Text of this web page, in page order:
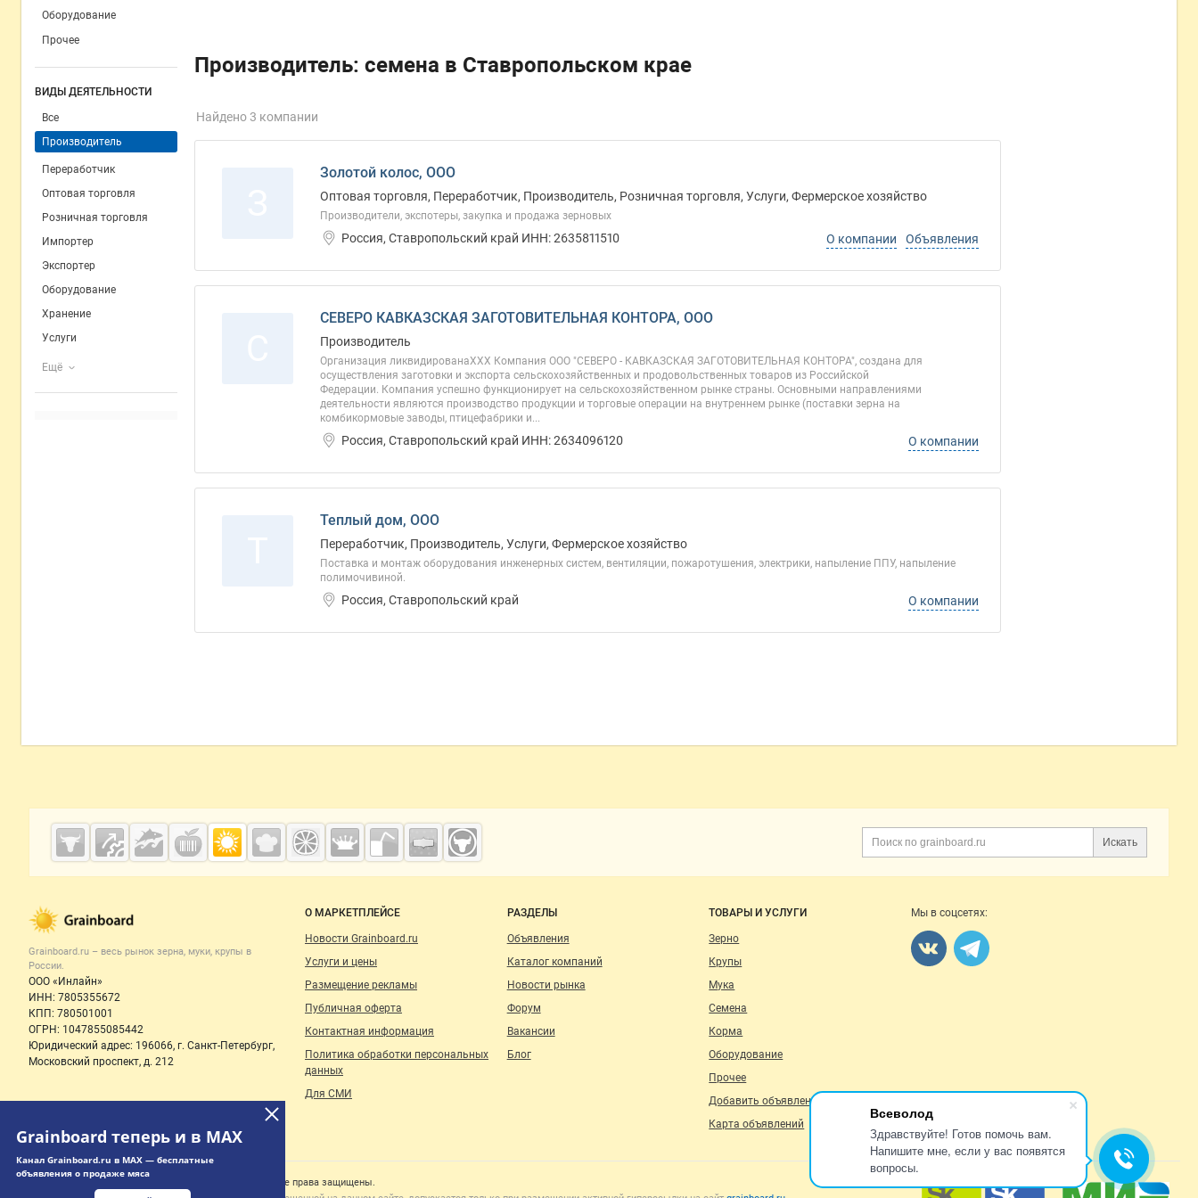
Всеволод
Здравствуйте! Готов помочь вам.
Напишите мне, если у вас появятся
вопросы.
Оборудование
Прочее
ВИДЫ ДЕЯТЕЛЬНОСТИ
Все
Производитель
Переработчик
Оптовая торговля
Розничная торговля
Импортер
Экспортер
Оборудование
Хранение
Услуги
Ещё
Производитель: семена в Ставропольском крае
Найдено 3 компании
Золотой колос, ООО
Оптовая торговля, Переработчик, Производитель, Розничная торговля, Услуги, Фермерское хозяйство
Производители, экспотеры, закупка и продажа зерновых
Россия, Ставропольский край ИНН: 2635811510 О компании Объявления
СЕВЕРО КАВКАЗСКАЯ ЗАГОТОВИТЕЛЬНАЯ КОНТОРА, ООО
Производитель
Организация ликвидированаХХХ Компания ООО "СЕВЕРО - КАВКАЗСКАЯ ЗАГОТОВИТЕЛЬНАЯ КОНТОРА", создана для
осуществления заготовки и экспорта сельскохозяйственных и продовольственных товаров из Российской
Федерации. Компания успешно функционирует на сельскохозяйственном рынке страны. Основными направлениями
деятельности являются производство продукции и торговые операции на внутреннем рынке (поставки зерна на
комбикормовые заводы, птицефабрики и...
Россия, Ставропольский край ИНН: 2634096120 О компании
Теплый дом, ООО
Переработчик, Производитель, Услуги, Фермерское хозяйство
Поставка и монтаж оборудования инженерных систем, вентиляции, пожаротушения, электрики, напыление ППУ, напыление
полимочивиной.
Россия, Ставропольский край О компании
Grainboard теперь и в MAX
Канал Grainboard.ru в MAX — бесплатные
объявления о продаже мяса
Дополнительная информация
Искать
Cсылки на полезные проекты
Grainboard.ru
Важные разделы и контакты
Grainboard.ru – весь рынок зерна, муки, крупы в
России.
ООО «Инлайн»
ИНН: 7805355672
КПП: 780501001
ОГРН: 1047855085442
Юридический адрес: 196066, г. Санкт-Петербург,
Московский проспект, д. 212
Навигация по сайту
О МАРКЕТПЛЕЙСЕ
Новости Grainboard.ru
Услуги и цены
Размещение рекламы
Публичная оферта
Контактная информация
Политика обработки персональных
данных
Для СМИ
РАЗДЕЛЫ
Объявления
Каталог компаний
Новости рынка
Форум
Вакансии
Блог
ТОВАРЫ И УСЛУГИ
Зерно
Крупы
Мука
Семена
Корма
Оборудование
Прочее
Добавить объявление
Карта объявлений
Мы в соцсетях:
Счетчики, авторское право, логотипы
© 2006‑2026 ООО “Инлайн”. 12+ Все права защищены.